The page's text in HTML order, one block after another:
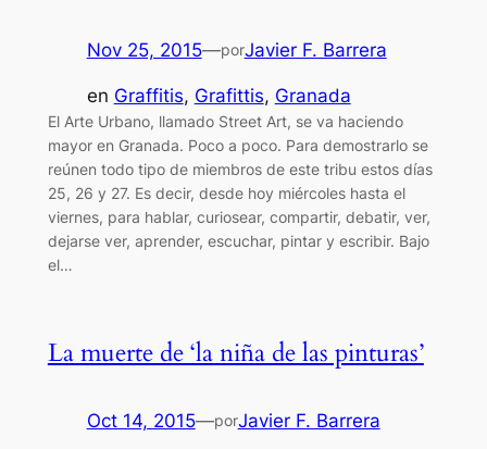
Nov 25, 2015—porJavier F. Barrera
en Graffitis, Grafittis, Granada
El Arte Urbano, llamado Street Art, se va haciendo
mayor en Granada. Poco a poco. Para demostrarlo se
reúnen todo tipo de miembros de este tribu estos días
25, 26 y 27. Es decir, desde hoy miércoles hasta el
viernes, para hablar, curiosear, compartir, debatir, ver,
dejarse ver, aprender, escuchar, pintar y escribir. Bajo
el…
La muerte de ‘la niña de las pinturas’
Oct 14, 2015—porJavier F. Barrera